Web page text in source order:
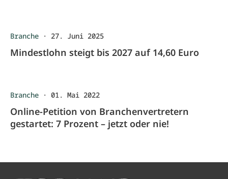
Branche · 27. Juni 2025
Mindestlohn steigt bis 2027 auf 14,60 Euro
Branche · 01. Mai 2022
Online-Petition von Branchenvertretern
gestartet: 7 Prozent – jetzt oder nie!